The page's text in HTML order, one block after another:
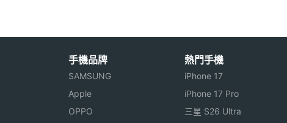
喇叭 Yes
麥克風
真無線設計
手機品牌
SAMSUNG
Apple
OPPO
熱門手機
iPhone 17
iPhone 17 Pro
三星 S26 Ultra